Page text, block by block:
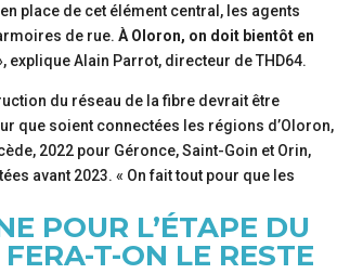
place de cet élément central, les agents
de rue.À Oloron, on doit bientôt en
explique Alain Parrot, directeur de THD64.
du réseau de la fibre devrait être
que soient connectées les régions d’Oloron,
2022 pour Géronce, Saint-Goin et Orin,
avant 2023. « On fait tout pour que les
POUR L’ÉTAPE DU
T-ON LE RESTE